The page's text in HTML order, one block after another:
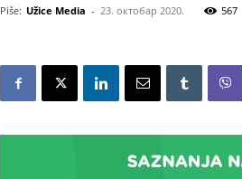
Piše: Užice Media - 23. октобар 2020. 567